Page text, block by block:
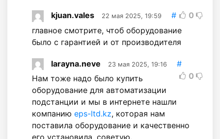
kjuan.vales 22 мая 2025, 19:59 #
0
главное смотрите, чтоб оборудование
было с гарантией и от производителя
larayna.neve 23 мая 2025, 19:16
#
0
Нам тоже надо было купить
оборудование для автоматизации
подстанции и мы в интернете нашли
компанию eps-ltd.kz, которая нам
поставила оборудование и качественно